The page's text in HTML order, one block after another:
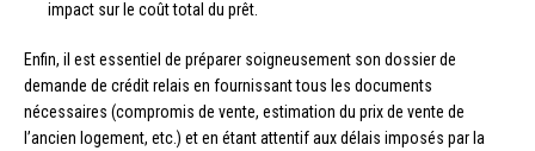
impact sur le coût total du prêt.
Enfin, il est essentiel de préparer soigneusement son dossier de
demande de crédit relais en fournissant tous les documents
nécessaires (compromis de vente, estimation du prix de vente de
l’ancien logement, etc.) et en étant attentif aux délais imposés par la